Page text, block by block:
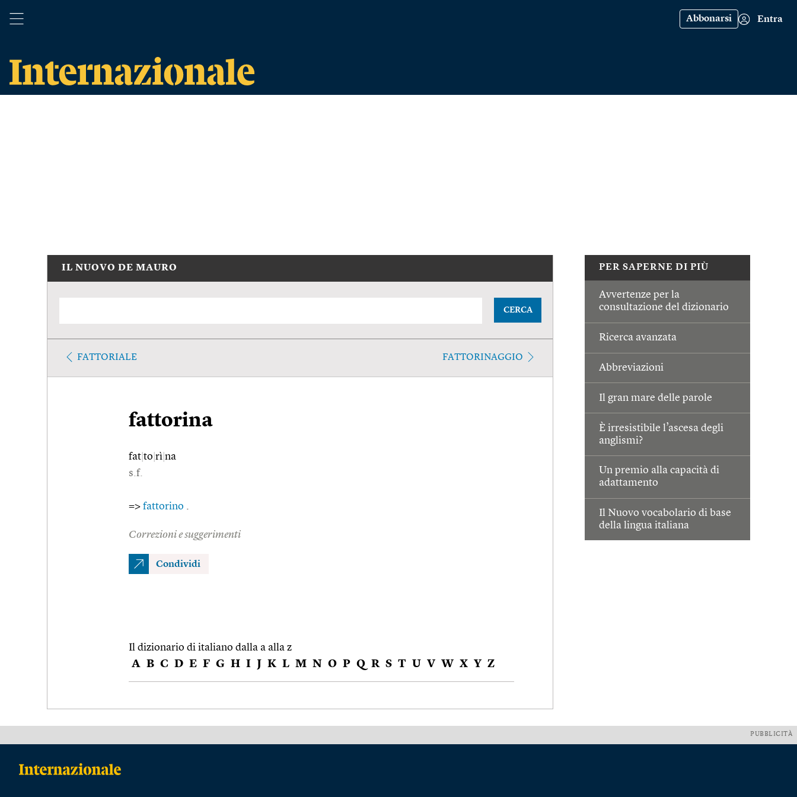
Abbonarsi Entra
PER SAPERNE DI PIÙ
Avvertenze per la
consultazione del dizionario
Ricerca avanzata
Abbreviazioni
Il gran mare delle parole
È irresistibile l’ascesa degli
anglismi?
Un premio alla capacità di
adattamento
Il Nuovo vocabolario di base
della lingua italiana
IL NUOVO DE MAURO
CERCA
FATTORIALE FATTORINAGGIO
fattorina
fat to rì na
s.f.
=> fattorino .
Correzioni e suggerimenti
Condividi
Il dizionario di italiano dalla a alla z
A B C D E F G H I J K L M N O P Q R S T U V W X Y Z
PUBBLICITÀ